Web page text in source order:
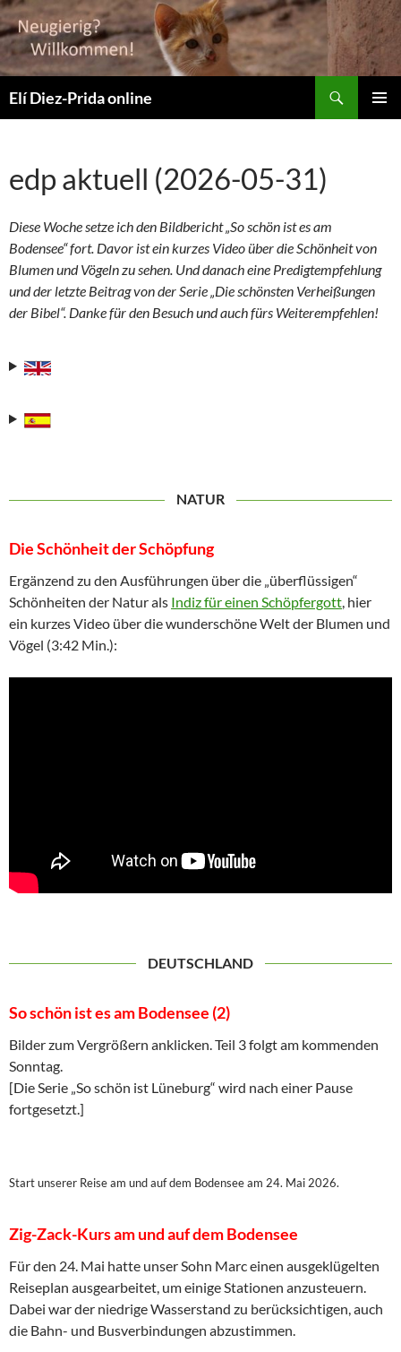
Elí Diez-Prida online
edp aktuell (2026-05-31)
Diese Woche setze ich den Bildbericht „So schön ist es am
Bodensee“ fort. Davor ist ein kurzes Video über die Schönheit von
Blumen und Vögeln zu sehen. Und danach eine Predigtempfehlung
und der letzte Beitrag von der Serie „Die schönsten Verheißungen
der Bibel“. Danke für den Besuch und auch fürs Weiterempfehlen!
NATUR
Die Schönheit der Schöpfung
Ergänzend zu den Ausführungen über die „überflüssigen“
Schönheiten der Natur als Indiz für einen Schöpfergott, hier
ein kurzes Video über die wunderschöne Welt der Blumen und
Vögel (3:42 Min.):
DEUTSCHLAND
So schön ist es am Bodensee (2)
Bilder zum Vergrößern anklicken. Teil 3 folgt am kommenden
Sonntag.
[Die Serie „So schön ist Lüneburg“ wird nach einer Pause
fortgesetzt.]
Start unserer Reise am und auf dem Bodensee am 24. Mai 2026.
Zig-Zack-Kurs am und auf dem Bodensee
Für den 24. Mai hatte unser Sohn Marc einen ausgeklügelten
Reiseplan ausgearbeitet, um einige Stationen anzusteuern.
Dabei war der niedrige Wasserstand zu berücksichtigen, auch
die Bahn- und Busverbindungen abzustimmen.